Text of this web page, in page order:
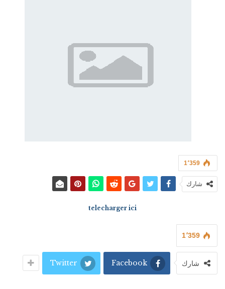
1٬359
شارك
telecharger ici
1٬359
شارك Facebook
Twitter